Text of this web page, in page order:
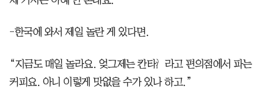
-한국에 와서 제일 놀란 게 있다면.
“지금도 매일 놀라요. 엊그제는 칸타라고 편의점에서 파는
커피요. 아니 이렇게 맛없을 수가 있나 하고.”